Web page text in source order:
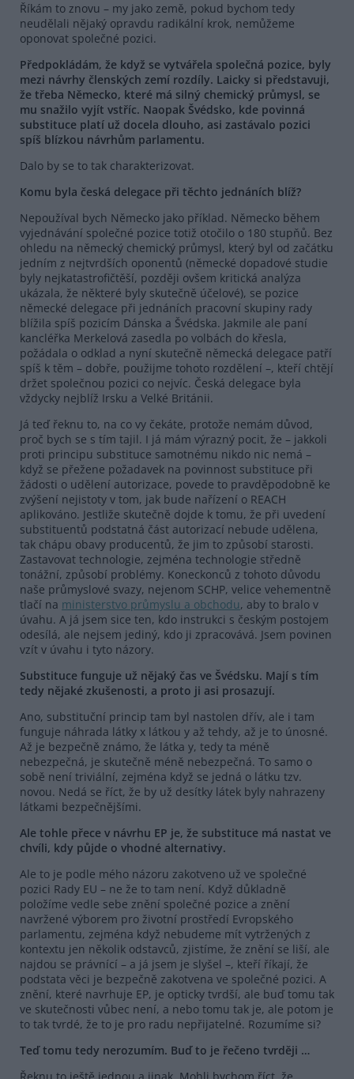
Říkám to znovu – my jako země, pokud bychom tedy
neudělali nějaký opravdu radikální krok, nemůžeme
oponovat společné pozici.
Předpokládám, že když se vytvářela společná pozice, byly
mezi návrhy členských zemí rozdíly. Laicky si představuji,
že třeba Německo, které má silný chemický průmysl, se
mu snažilo vyjít vstříc. Naopak Švédsko, kde povinná
substituce platí už docela dlouho, asi zastávalo pozici
spíš blízkou návrhům parlamentu.
Dalo by se to tak charakterizovat.
Komu byla česká delegace při těchto jednáních blíž?
Nepoužíval bych Německo jako příklad. Německo během
vyjednávání společné pozice totiž otočilo o 180 stupňů. Bez
ohledu na německý chemický průmysl, který byl od začátku
jedním z nejtvrdších oponentů (německé dopadové studie
byly nejkatastrofičtěší, později ovšem kritická analýza
ukázala, že některé byly skutečně účelové), se pozice
německé delegace při jednáních pracovní skupiny rady
blížila spíš pozicím Dánska a Švédska. Jakmile ale paní
kancléřka Merkelová zasedla po volbách do křesla,
požádala o odklad a nyní skutečně německá delegace patří
spíš k těm – dobře, použijme tohoto rozdělení –, kteří chtějí
držet společnou pozici co nejvíc. Česká delegace byla
vždycky nejblíž Irsku a Velké Británii.
Já teď řeknu to, na co vy čekáte, protože nemám důvod,
proč bych se s tím tajil. I já mám výrazný pocit, že – jakkoli
proti principu substituce samotnému nikdo nic nemá –
když se přežene požadavek na povinnost substituce při
žádosti o udělení autorizace, povede to pravděpodobně ke
zvýšení nejistoty v tom, jak bude nařízení o REACH
aplikováno. Jestliže skutečně dojde k tomu, že při uvedení
substituentů podstatná část autorizací nebude udělena,
tak chápu obavy producentů, že jim to způsobí starosti.
Zastavovat technologie, zejména technologie středně
tonážní, způsobí problémy. Koneckonců z tohoto důvodu
naše průmyslové svazy, nejenom SCHP, velice vehementně
tlačí na ministerstvo průmyslu a obchodu, aby to bralo v
úvahu. A já jsem sice ten, kdo instrukci s českým postojem
odesílá, ale nejsem jediný, kdo ji zpracovává. Jsem povinen
vzít v úvahu i tyto názory.
Substituce funguje už nějaký čas ve Švédsku. Mají s tím
tedy nějaké zkušenosti, a proto ji asi prosazují.
Ano, substituční princip tam byl nastolen dřív, ale i tam
funguje náhrada látky x látkou y až tehdy, až je to únosné.
Až je bezpečně známo, že látka y, tedy ta méně
nebezpečná, je skutečně méně nebezpečná. To samo o
sobě není triviální, zejména když se jedná o látku tzv.
novou. Nedá se říct, že by už desítky látek byly nahrazeny
látkami bezpečnějšími.
Ale tohle přece v návrhu EP je, že substituce má nastat ve
chvíli, kdy půjde o vhodné alternativy.
Ale to je podle mého názoru zakotveno už ve společné
pozici Rady EU – ne že to tam není. Když důkladně
položíme vedle sebe znění společné pozice a znění
navržené výborem pro životní prostředí Evropského
parlamentu, zejména když nebudeme mít vytržených z
kontextu jen několik odstavců, zjistíme, že znění se liší, ale
najdou se právnící – a já jsem je slyšel –, kteří říkají, že
podstata věci je bezpečně zakotvena ve společné pozici. A
znění, které navrhuje EP, je opticky tvrdší, ale buď tomu tak
ve skutečnosti vůbec není, a nebo tomu tak je, ale potom je
to tak tvrdé, že to je pro radu nepřijatelné. Rozumíme si?
Teď tomu tedy nerozumím. Buď to je řečeno tvrději …